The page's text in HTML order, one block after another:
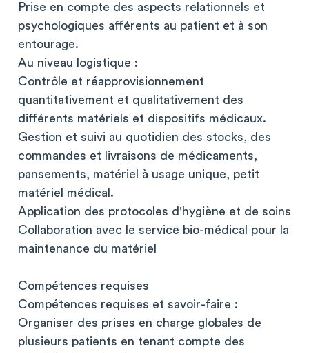
Prise en compte des aspects relationnels et
psychologiques afférents au patient et à son
entourage.
Au niveau logistique :
Contrôle et réapprovisionnement
quantitativement et qualitativement des
différents matériels et dispositifs médicaux.
Gestion et suivi au quotidien des stocks, des
commandes et livraisons de médicaments,
pansements, matériel à usage unique, petit
matériel médical.
Application des protocoles d'hygiène et de soins
Collaboration avec le service bio-médical pour la
maintenance du matériel
Compétences requises
Compétences requises et savoir-faire :
Organiser des prises en charge globales de
plusieurs patients en tenant compte des